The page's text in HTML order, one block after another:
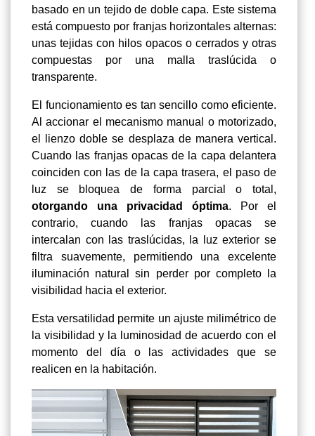
basado en un tejido de doble capa. Este sistema
está compuesto por franjas horizontales alternas:
unas tejidas con hilos opacos o cerrados y otras
compuestas por una malla traslúcida o
transparente.
El funcionamiento es tan sencillo como eficiente.
Al accionar el mecanismo manual o motorizado,
el lienzo doble se desplaza de manera vertical.
Cuando las franjas opacas de la capa delantera
coinciden con las de la capa trasera, el paso de
luz se bloquea de forma parcial o total,
otorgando una privacidad óptima. Por el
contrario, cuando las franjas opacas se
intercalan con las traslúcidas, la luz exterior se
filtra suavemente, permitiendo una excelente
iluminación natural sin perder por completo la
visibilidad hacia el exterior.
Esta versatilidad permite un ajuste milimétrico de
la visibilidad y la luminosidad de acuerdo con el
momento del día o las actividades que se
realicen en la habitación.